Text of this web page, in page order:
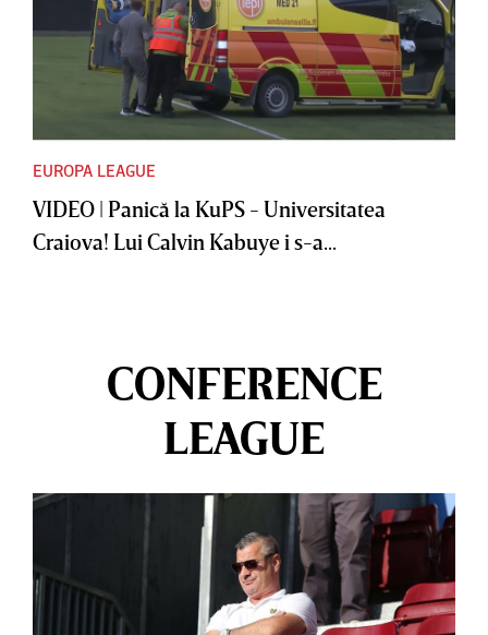
EUROPA LEAGUE
VIDEO | Panică la KuPS - Universitatea
Craiova! Lui Calvin Kabuye i s-a...
CONFERENCE
LEAGUE